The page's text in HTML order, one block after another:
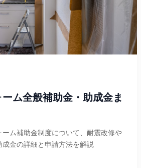
ム全般補助金・助成金ま
ーム補助金制度について、耐震改修や
金の詳細と申請方法を解説